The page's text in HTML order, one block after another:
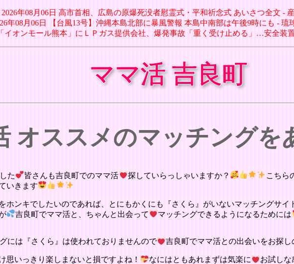
2026年08月06日 高市首相、広島の原爆死没者慰霊式・平和祈念式 あいさつ全文 -
年08月06日 【台風13号】沖縄本島北部に暴風警報 本島中南部は午後9時にも - 琉
イオンモール熊本」にＬＰガス提供会社、爆発事故「重く受け止める」…安全装
ママ活 吉良町
オススメのマッチングを
た 皆さんも吉良町でのママ活 探していらっしゃいますか？
こちら
いきます
ホンキでしたいのであれば、とにもかくにも『さくら』がいないマッチングサイ
吉良町でママ活と、ちゃんと出会って マッチングできるようになるためには
には『さくら』は使われておりませんので 吉良町でママ活との出会いをお探し
思いっきり楽しまないと損ですよね！ なにはともあれまずは気楽に お試しな